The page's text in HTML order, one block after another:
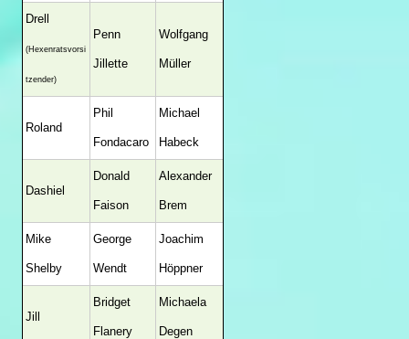
Drell
(Hexenratsvorsi
tzender)
Penn
Jillette
Wolfgang
Müller
Roland
Phil
Fondacaro
Michael
Habeck
Dashiel
Donald
Faison
Alexander
Brem
Mike
Shelby
George
Wendt
Joachim
Höppner
Jill
Bridget
Flanery
Michaela
Degen